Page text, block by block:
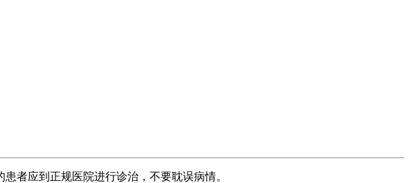
者应到正规医院进行诊治，不要耽误病情。